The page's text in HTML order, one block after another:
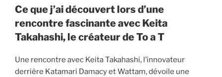
LE
Ce que j’ai découvert lors d’une
rencontre fascinante avec Keita
Takahashi, le créateur de To a T
Une rencontre avec Keita Takahashi, l’innovateur
derrière Katamari Damacy et Wattam, dévoile une